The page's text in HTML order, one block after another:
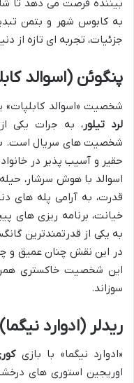
بیننده فرصت می دهد تا
به کابوس شهر و بتمن
جزئیات، تجربه ای تازه از
پنگوئن (اسوالد
شخصیت «اسوالد کابلپات»
لرد تیلور، به جرات یکی از
شخصیت های سریال است.
حقیر و آسیب پذیر در
اسوالد با هوش سرشار،
قدرت، به آرامی پله های
خیانت، برنامه ریزی های
به یکی از قدرتمندترین
در این نقش چنان عمیق و
این شخصیت خاکستری
سوزاند.
ریدلر (ادوارد
«ادوارد نیگما» با بازی
اوریجین استوری های